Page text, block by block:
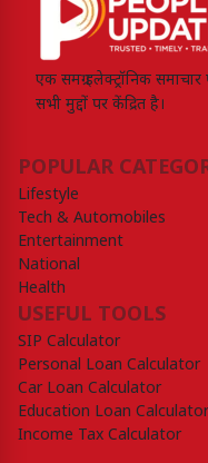
एक समग्र इलेक्ट्रॉनिक
सभी मुद्दों पर केंद्रित है।
POPULAR
Lifestyle
Tech & Automobiles
Entertainment
National
Health
USEFUL TOOLS
SIP Calculator
Personal Loan Calculator
Car Loan Calculator
Education Loan Calculator
Income Tax Calculator